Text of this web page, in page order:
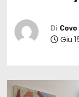
Di
Giu